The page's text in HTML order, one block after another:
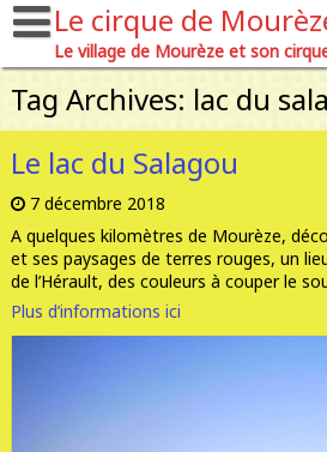
Le cirque de
Le village de Mourèze et son
Tag Archives: lac du
Le lac du Salagou
7 décembre 2018
A quelques kilomètres de Mourèze,
et ses paysages de terres rouges, un
de l’Hérault, des couleurs à couper le
Plus d’informations ici